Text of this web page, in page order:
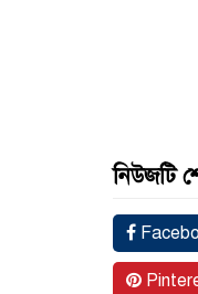
নিউজটি